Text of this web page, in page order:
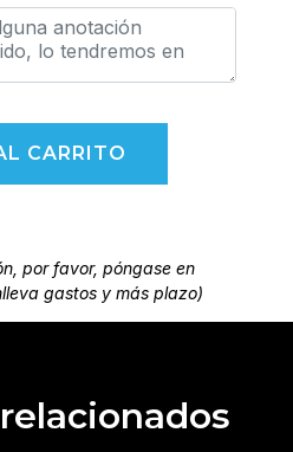
CARRITO
por favor, póngase en
gastos y más plazo)